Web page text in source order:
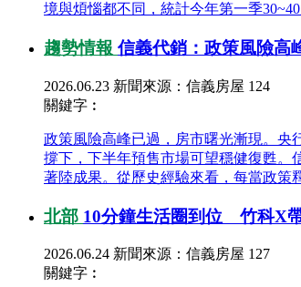
境與煩惱都不同，統計今年第一季
趨勢情報 信義代銷：政策風險高
2026.06.23 新聞來源：信義房屋 124
關鍵字︰
政策風險高峰已過，房市曙光漸現。央
撐下，下半年預售市場可望穩健復甦。
著陸成果。從歷史經驗來看，每當政策
北部 10分鐘生活圈到位 竹科X
2026.06.24 新聞來源：信義房屋 127
關鍵字︰